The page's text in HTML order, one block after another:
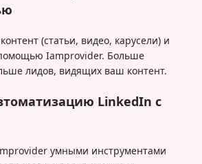
(статьи, видео, карусели) и
Iamprovider. Больше
лидов, видящих ваш контент.
LinkedIn с
умными инструментами